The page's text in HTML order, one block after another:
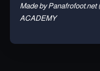
Made by Panafrofoot.net
ACADEMY